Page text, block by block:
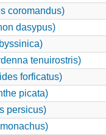
coromandus)
dasypus)
tenuirostris)
forficatus)
picata)
persicus)